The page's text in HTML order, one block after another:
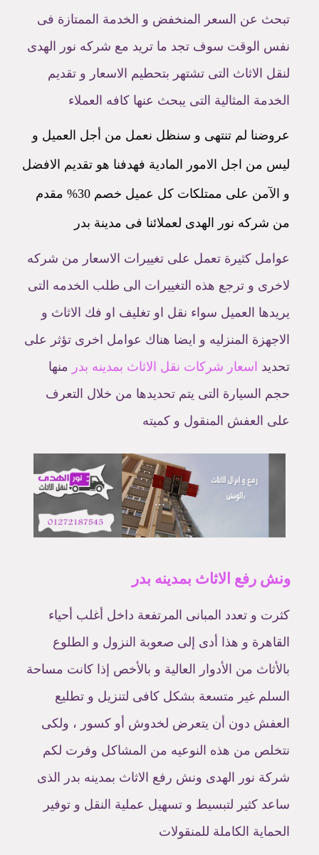
تبحث عن السعر المنخفض و الخدمة الممتازة فى
نفس الوقت سوف تجد ما تريد مع شركه نور الهدى
لنقل الاثاث التى تشتهر بتحطيم الاسعار و تقديم
الخدمة المثالية التى يبحث عنها كافه العملاء
عروضنا لم تنتهى و سنظل نعمل من أجل العميل و
ليس من اجل الامور المادية فهدفنا هو تقديم الافضل
و الآمن على ممتلكات كل عميل خصم 30% مقدم
من شركه نور الهدى لعملائنا فى مدينة بدر
عوامل كثيرة تعمل على تغييرات الاسعار من شركه
لاخرى و ترجع هذه التغييرات الى طلب الخدمه التى
يريدها العميل سواء نقل او تغليف او فك الاثاث و
الاجهزة المنزليه و ايضا هناك عوامل اخرى تؤثر على
تحديد اسعار شركات نقل الاثاث بمدينه بدر منها
حجم السيارة التى يتم تحديدها من خلال التعرف
على العفش المنقول و كميته
...
ونش رفع الاثاث بمدينه بدر
كثرت و تعدد المبانى المرتفعة داخل أغلب أحياء
القاهرة و هذا أدى إلى صعوبة النزول و الطلوع
بالأثاث من الأدوار العالية و بالأخص إذا كانت مساحة
السلم غير متسعة بشكل كافى لتنزيل و تطليع
العفش دون أن يتعرض لخدوش أو كسور ، ولكى
نتخلص من هذه النوعيه من المشاكل وفرت لكم
شركة نور الهدى ونش رفع الاثاث بمدينه بدر الذى
ساعد كثير لتبسيط و تسهيل عملية النقل و توفير
الحماية الكاملة للمنقولات